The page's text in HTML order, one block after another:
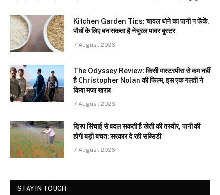
Kitchen Garden Tips: चावल धोने का पानी न फेंकें,
पौधों के लिए बन सकता है नेचुरल पावर बूस्टर
7 August 2026
The Odyssey Review: किसी मास्टरपीस से कम नहीं
है Christopher Nolan की फिल्म, इस एक गलती ने
किया मजा खराब
7 August 2026
ड्रिप सिंचाई से बदल सकती है खेती की तस्वीर, पानी की
होगी बड़ी बचत; सरकार दे रही सब्सिडी
7 August 2026
STAY IN TOUCH